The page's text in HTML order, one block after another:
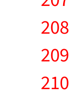
208
209
210